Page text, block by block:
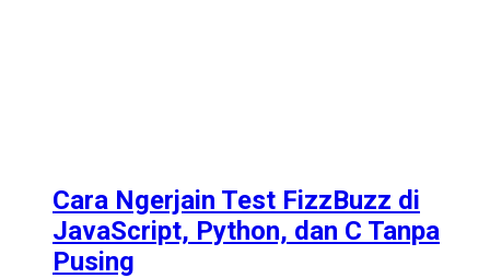
Cara Ngerjain Test FizzBuzz di
JavaScript, Python, dan C Tanpa
Pusing